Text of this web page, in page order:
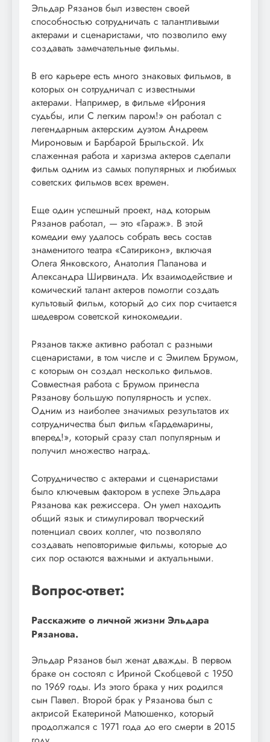
Эльдар Рязанов был известен своей
способностью сотрудничать с талантливыми
актерами и сценаристами, что позволило ему
создавать замечательные фильмы.
В его карьере есть много знаковых фильмов, в
которых он сотрудничал с известными
актерами. Например, в фильме «Ирония
судьбы, или С легким паром!» он работал с
легендарным актерским дуэтом Андреем
Мироновым и Барбарой Брыльской. Их
слаженная работа и харизма актеров сделали
фильм одним из самых популярных и любимых
советских фильмов всех времен.
Еще один успешный проект, над которым
Рязанов работал, — это «Гараж». В этой
комедии ему удалось собрать весь состав
знаменитого театра «Сатирикон», включая
Олега Янковского, Анатолия Папанова и
Александра Ширвиндта. Их взаимодействие и
комический талант актеров помогли создать
культовый фильм, который до сих пор считается
шедевром советской кинокомедии.
Рязанов также активно работал с разными
сценаристами, в том числе и с Эмилем Брумом,
с которым он создал несколько фильмов.
Совместная работа с Брумом принесла
Рязанову большую популярность и успех.
Одним из наиболее значимых результатов их
сотрудничества был фильм «Гардемарины,
вперед!», который сразу стал популярным и
получил множество наград.
Сотрудничество с актерами и сценаристами
было ключевым фактором в успехе Эльдара
Рязанова как режиссера. Он умел находить
общий язык и стимулировал творческий
потенциал своих коллег, что позволяло
создавать неповторимые фильмы, которые до
сих пор остаются важными и актуальными.
Вопрос-ответ:
Расскажите о личной жизни Эльдара
Рязанова.
Эльдар Рязанов был женат дважды. В первом
браке он состоял с Ириной Скобцевой с 1950
по 1969 годы. Из этого брака у них родился
сын Павел. Второй брак у Рязанова был с
актрисой Екатериной Матюшенко, который
продолжался с 1971 года до его смерти в 2015